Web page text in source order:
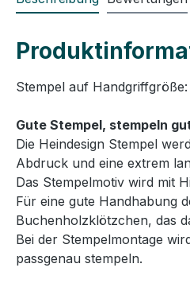
Stempel auf
Gute Stempel, stempeln
Die Heindesign Stempel
Abdruck und eine extrem
Das Stempelmotiv wird mit
Für eine gute Handhabung
Buchenholzklötzchen, das
Bei der Stempelmontage
passgenau stempeln.